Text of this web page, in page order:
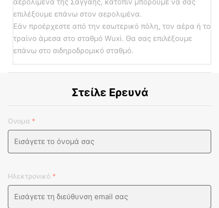
αερολιμένα της Σαγγάης, κατόπιν μπορούμε να σας
επιλέξουμε επάνω στον αερολιμένα.
Εάν προέρχεστε από την εσωτερικό πόλη, τον αέρα ή το
τραίνο άμεσα στο σταθμό Wuxi. Θα σας επιλέξουμε
επάνω στο σιδηροδρομικό σταθμό.
Στείλε Ερευνά
Ονομα *
Ηλεκτρονικό *